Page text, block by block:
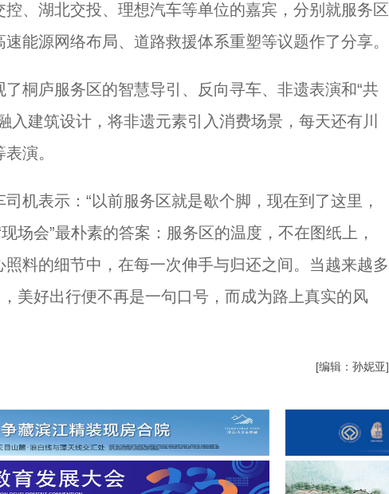
、湖北交投、理想汽车等单位的嘉宾，分别就服务区
能源网络布局、道路救援体系重塑等议题作了分享。
庐服务区的智慧导引、反向寻车、非遗表演和“共
入建筑设计，将非遗元素引入消费场景，每天还有川
演。
表示：“以前服务区就是歇个脚，现在到了这里，
场会”最朴素的答案：服务区的温度，不在图纸上，
料的细节中，在每一次伸手与归还之间。当越来越多
美好出行便不再是一句口号，而成为路上真实的风
[编辑：孙妮亚]